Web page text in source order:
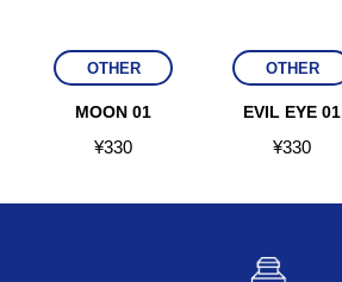
OTHER
MOON 01
¥330
OTHER
EVIL EYE 01
¥330